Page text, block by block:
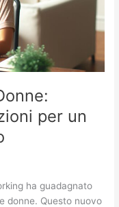
per un
ha guadagnato
donne. Questo nuovo